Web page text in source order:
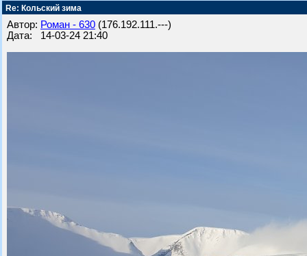
Re: Кольский зима
Автор: Роман - 630 (176.192.111.---)
Дата: 14-03-24 21:40